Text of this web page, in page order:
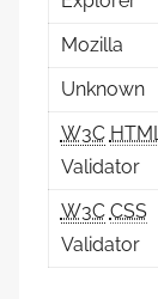
Mozilla
Unknown
W3C HTML
Validator
W3C CSS
Validator